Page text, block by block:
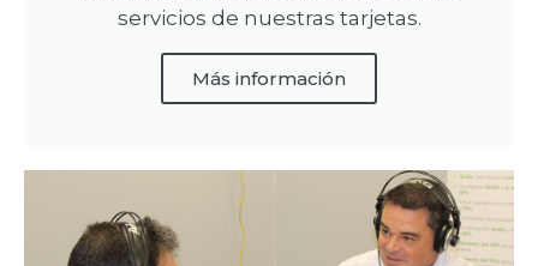
servicios de nuestras tarjetas.
Más información